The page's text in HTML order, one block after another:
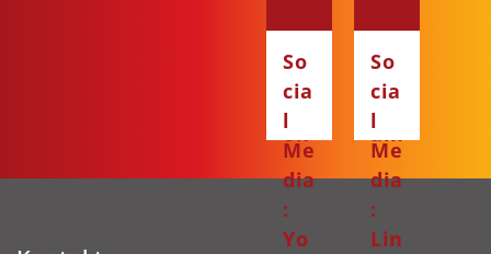
ce
bo
ok
ta
gr
am
So
cia
l
Me
dia
:
Yo
So
cia
l
Me
dia
:
Lin